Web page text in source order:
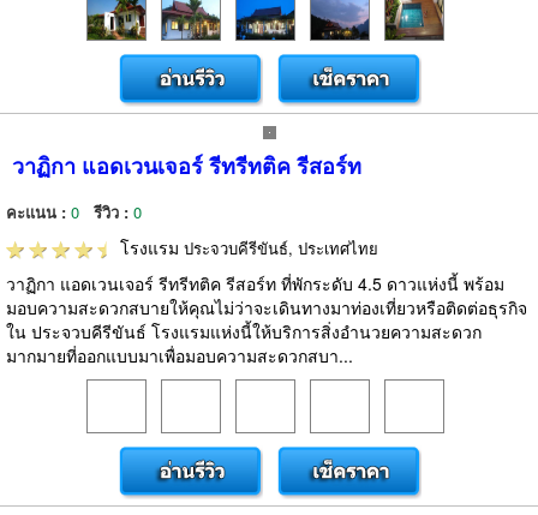
วาฏิกา แอดเวนเจอร์ รีทรีทติค รีสอร์ท
คะแนน : 0 รีวิว : 0
โรงแรม ประจวบคีรีขันธ์, ประเทศไทย
วาฏิกา แอดเวนเจอร์ รีทรีทติค รีสอร์ท ที่พักระดับ 4.5 ดาวแห่งนี้ พร้อม
มอบความสะดวกสบายให้คุณไม่ว่าจะเดินทางมาท่องเที่ยวหรือติดต่อธุรกิจ
ใน ประจวบคีรีขันธ์ โรงแรมแห่งนี้ให้บริการสิ่งอำนวยความสะดวก
มากมายที่ออกแบบมาเพื่อมอบความสะดวกสบา...